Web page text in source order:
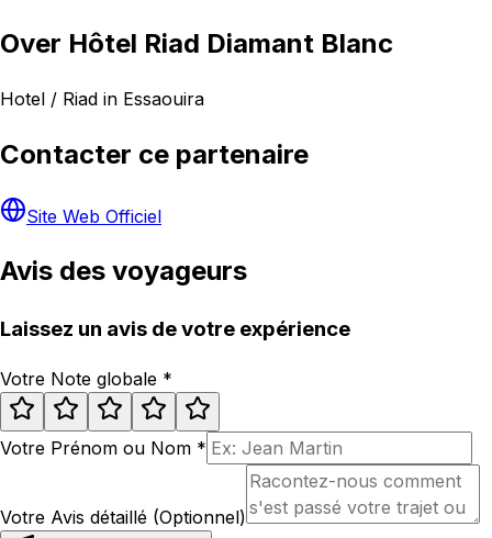
Over Hôtel Riad Diamant Blanc
Hotel / Riad in Essaouira
Contacter ce partenaire
Site Web Officiel
Avis des voyageurs
Laissez un avis de votre expérience
Votre Note globale *
Votre Prénom ou Nom *
Votre Avis détaillé (Optionnel)